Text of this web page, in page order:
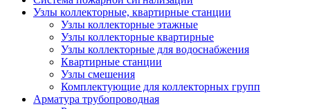
Узлы коллекторные, квартирные станции
Узлы коллекторные этажные
Узлы коллекторные квартирные
Узлы коллекторные для водоснабжения
Квартирные станции
Узлы смешения
Комплектующие для коллекторных групп
Арматура трубопроводная